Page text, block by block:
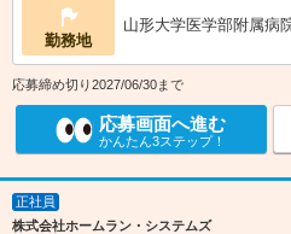
勤務地
山形大学医学部附属病
応募締め切り2027/06/30まで
応募画面へ進む
かんたん3ステップ！
正社員
株式会社ホームラン・システムズ